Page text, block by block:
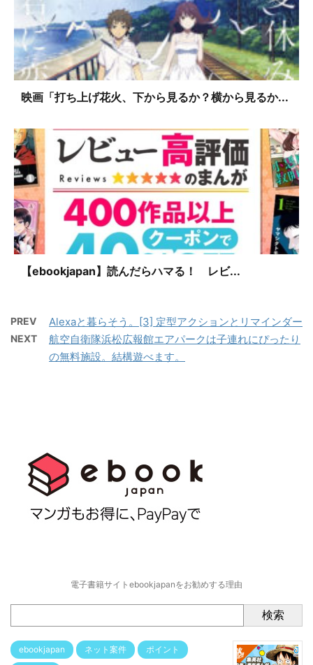
映画「打ち上げ花火、下から見るか？横から見るか...
【ebookjapan】読んだらハマる！ レビ...
PREV Alexaと暮らそう。[3] 定型アクションとリマインダー
NEXT
航空自衛隊浜松広報館エアパークは子連れにぴったり
の無料施設。結構遊べます。
電子書籍サイトebookjapanをお勧めする理由
検索
ebookjapan ネット案件 ポイント